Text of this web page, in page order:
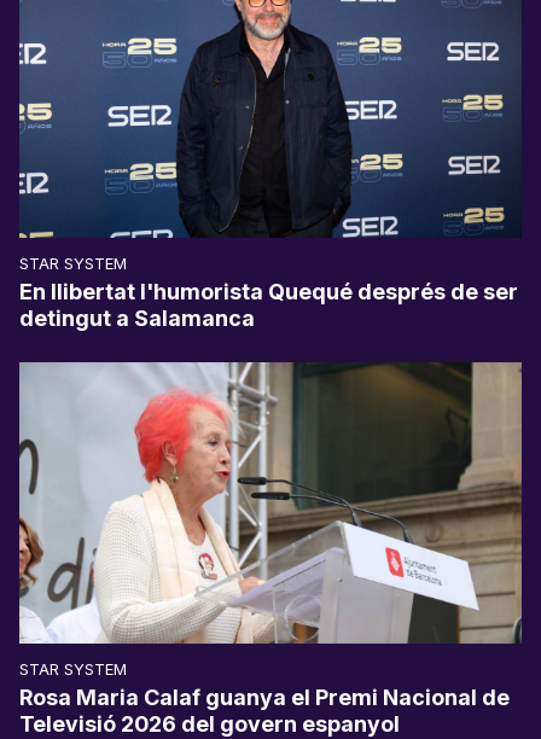
STAR SYSTEM
En llibertat l'humorista Quequé després de ser
detingut a Salamanca
STAR SYSTEM
Rosa Maria Calaf guanya el Premi Nacional de
Televisió 2026 del govern espanyol